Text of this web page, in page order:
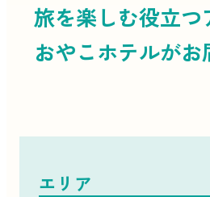
旅を楽しむ役立つ
おやこホテルがお
エリア